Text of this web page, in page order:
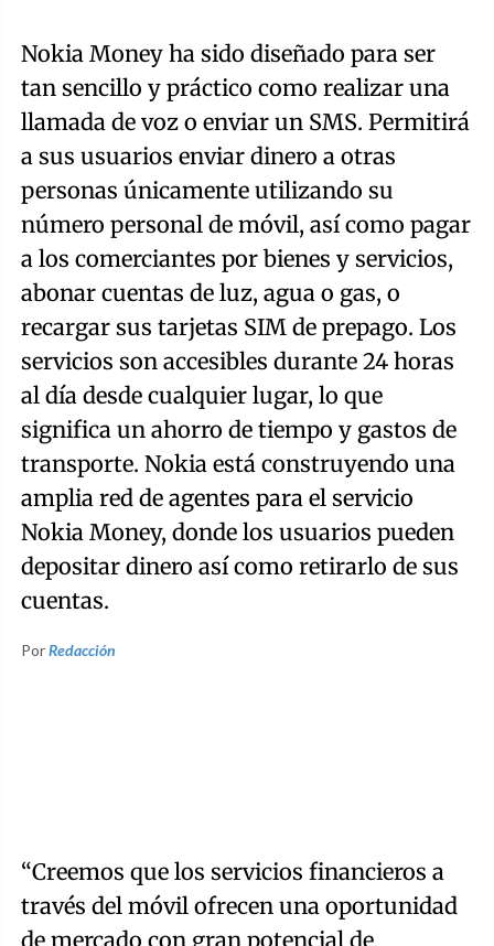
Nokia Money ha sido diseñado para ser
tan sencillo y práctico como realizar una
llamada de voz o enviar un SMS. Permitirá
a sus usuarios enviar dinero a otras
personas únicamente utilizando su
número personal de móvil, así como pagar
a los comerciantes por bienes y servicios,
abonar cuentas de luz, agua o gas, o
recargar sus tarjetas SIM de prepago. Los
servicios son accesibles durante 24 horas
al día desde cualquier lugar, lo que
significa un ahorro de tiempo y gastos de
transporte. Nokia está construyendo una
amplia red de agentes para el servicio
Nokia Money, donde los usuarios pueden
depositar dinero así como retirarlo de sus
cuentas.
PorRedacción
“Creemos que los servicios financieros a
través del móvil ofrecen una oportunidad
de mercado con gran potencial de